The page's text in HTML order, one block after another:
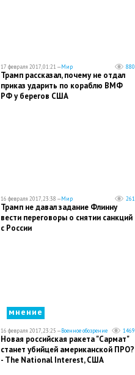
17 февраля 2017, 01:21 —Мир 880
Трамп рассказал, почему не отдал
приказ ударить по кораблю ВМФ
РФ у берегов США
16 февраля 2017, 23:38 —Мир 261
Трамп не давал задание Флинну
вести переговоры о снятии санкций
с России
мнение
16 февраля 2017, 23:25 —Военное обозрение 1469
Новая российская ракета "Сармат"
станет убийцей американской ПРО?
- The National Interest, США